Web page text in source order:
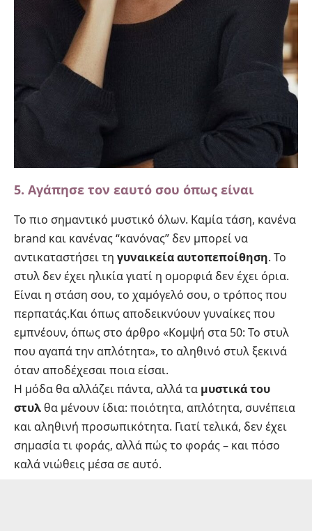
5. Αγάπησε τον εαυτό σου όπως είναι
Το πιο σημαντικό μυστικό όλων. Καμία τάση, κανένα
brand και κανένας “κανόνας” δεν μπορεί να
αντικαταστήσει τη γυναικεία αυτοπεποίθηση. Το
στυλ δεν έχει ηλικία γιατί η ομορφιά δεν έχει όρια.
Είναι η στάση σου, το χαμόγελό σου, ο τρόπος που
περπατάς.Και όπως αποδεικνύουν γυναίκες που
εμπνέουν, όπως στο άρθρο «Κομψή στα 50: Το στυλ
που αγαπά την απλότητα», το αληθινό στυλ ξεκινά
όταν αποδέχεσαι ποια είσαι.
Η μόδα θα αλλάζει πάντα, αλλά τα μυστικά του
στυλθα μένουν ίδια: ποιότητα, απλότητα, συνέπεια
και αληθινή προσωπικότητα. Γιατί τελικά, δεν έχει
σημασία τι φοράς, αλλά πώς το φοράς – και πόσο
καλά νιώθεις μέσα σε αυτό.